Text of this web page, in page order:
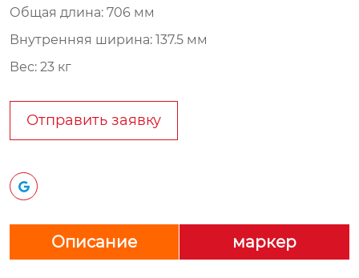
Общая длина: 706 мм
Внутренняя ширина: 137.5 мм
Вес: 23 кг
Отправить заявку
Описание маркер